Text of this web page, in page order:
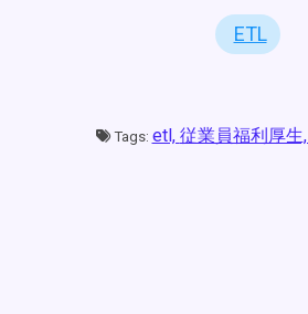
ETL
Tags: etl, 従業員福利厚生,